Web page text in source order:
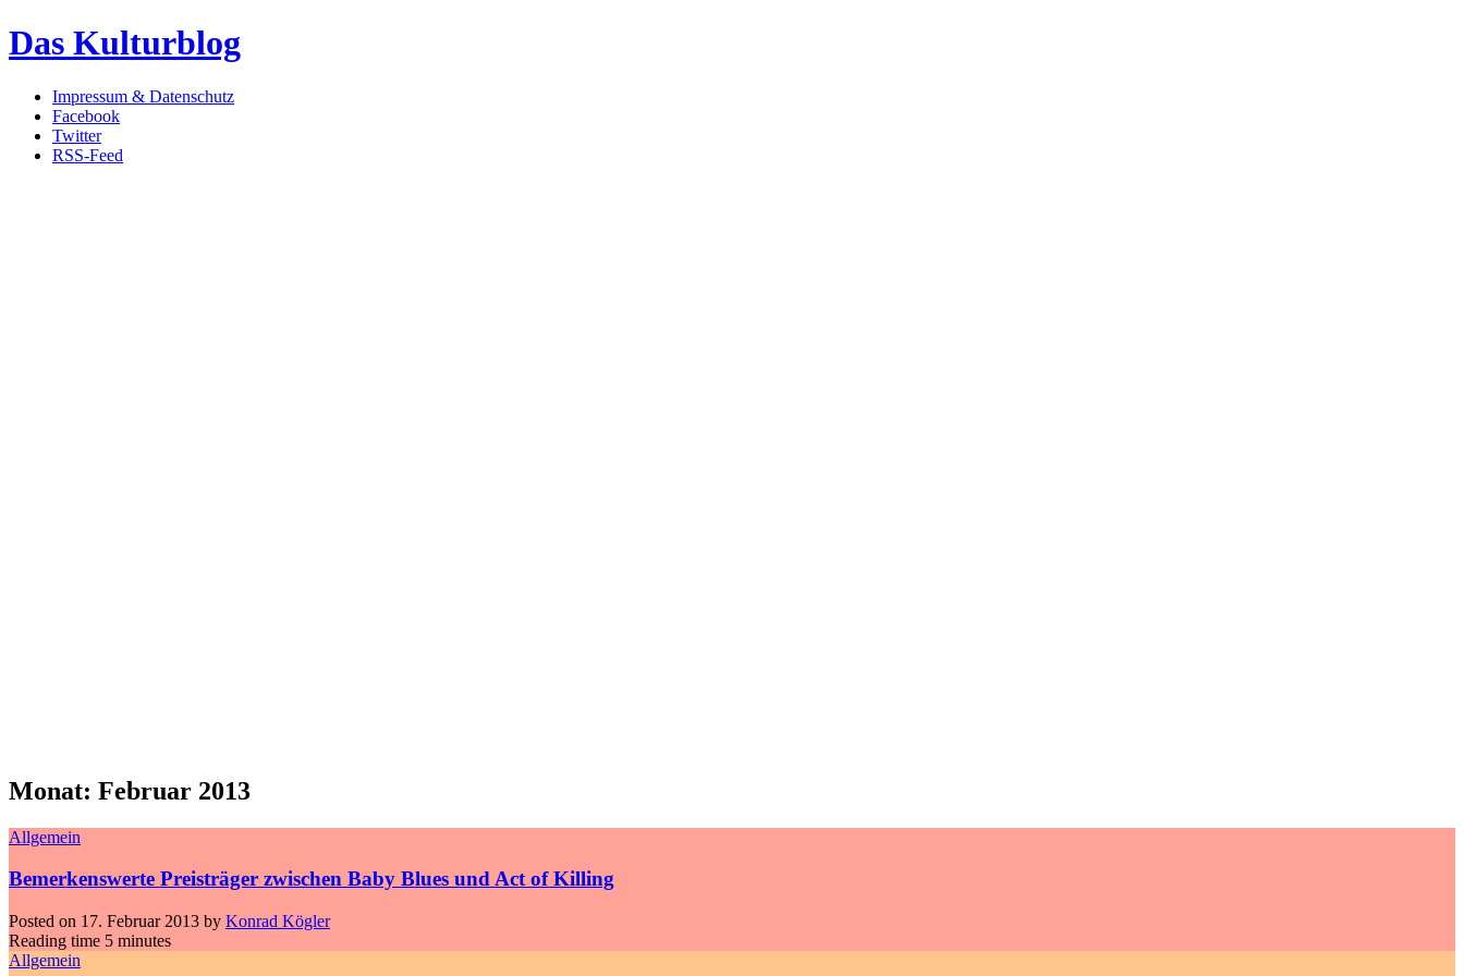
Das Kulturblog
Impressum & Datenschutz
Facebook
Twitter
RSS-Feed
Monat: Februar 2013
Allgemein
Bemerkenswerte Preisträger zwischen Baby Blues und Act of Killing
Posted on 17. Februar 2013 by Konrad Kögler
Reading time 5 minutes
Allgemein